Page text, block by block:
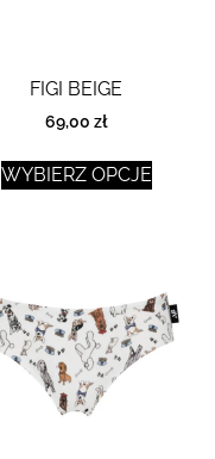
FIGI BEIGE
69,00 zł
WYBIERZ OPCJE